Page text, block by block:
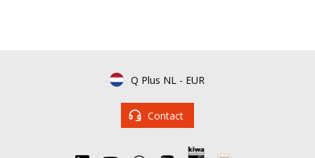
Q Plus NL - EUR
Contact